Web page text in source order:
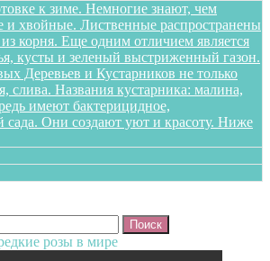
к зиме. Немногие знают, чем
и хвойные. Лиственные распространены
корня. Еще одним отличием является
кусты и зеленый выстриженный газон.
Деревьев и Кустарников не только
Названия кустарника: малина,
имеют бактерицидное,
Они создают уют и красоту. Ниже
розы в мире